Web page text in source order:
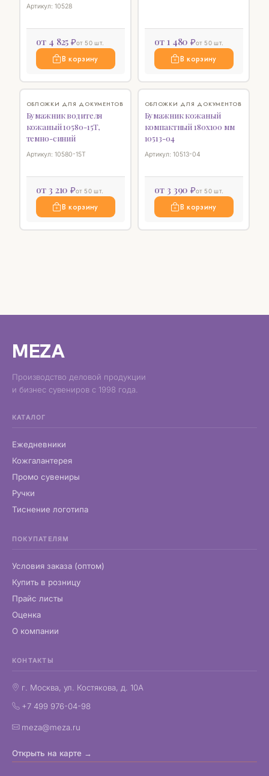
Артикул: 10528
от 4 825 ₽от 50 шт.
В корзину
от 1 480 ₽от 50 шт.
В корзину
♡
ОБЛОЖКИ ДЛЯ ДОКУМЕНТОВ
Бумажник водителя
кожаный 10580-15T,
темно-синий
Артикул: 10580-15T
от 3 210 ₽от 50 шт.
В корзину
♡
ОБЛОЖКИ ДЛЯ ДОКУМЕНТОВ
Бумажник кожаный
компактный 180х100 мм
10513-04
Артикул: 10513-04
от 3 390 ₽от 50 шт.
В корзину
MEZA
Производство деловой продукции
и бизнес сувениров с 1998 года.
КАТАЛОГ
Ежедневники
Кожгалантерея
Промо сувениры
Ручки
Тиснение логотипа
ПОКУПАТЕЛЯМ
Условия заказа (оптом)
Купить в розницу
Прайс листы
Оценка
О компании
КОНТАКТЫ
г. Москва, ул. Костякова, д. 10А
+7 499 976-04-98
meza@meza.ru
Открыть на карте →